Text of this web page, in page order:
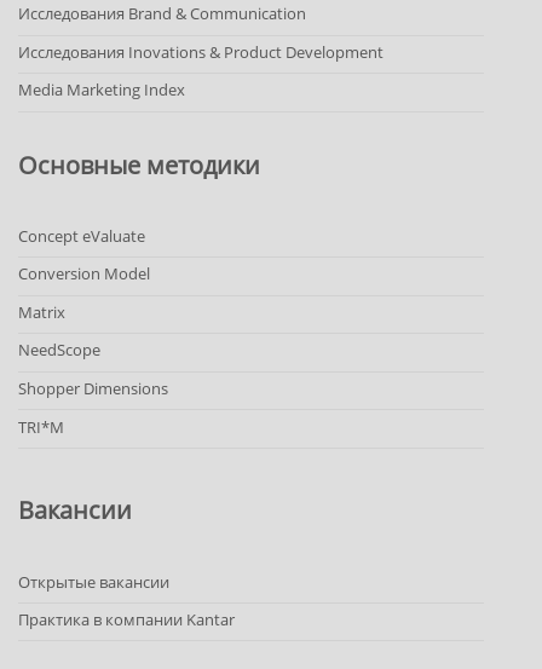
Исследования Brand & Communication
Исследования Inovations & Product Development
Media Marketing Index
Основные методики
Concept eValuate
Conversion Model
Matrix
NeedScope
Shopper Dimensions
TRI*M
Вакансии
Открытые вакансии
Практика в компании Kantar